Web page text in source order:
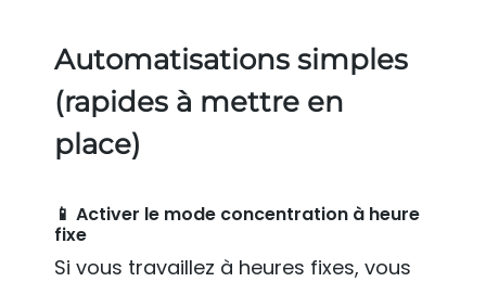
Automatisations simples
(rapides à mettre en
place)
📱 Activer le mode concentration à heure
fixe
Si vous travaillez à heures fixes, vous